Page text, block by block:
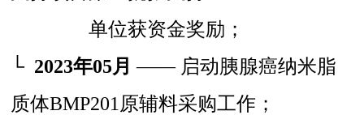
单位获资金奖励；
└ 2023年05月 —— 启动胰腺癌纳米脂
质体BMP201原辅料采购工作；